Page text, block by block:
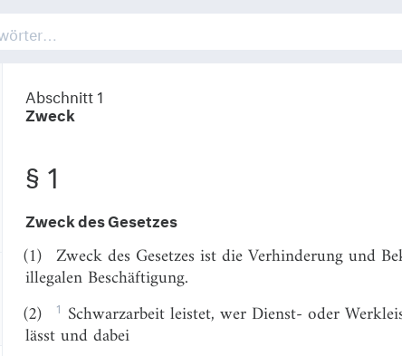
Abschnitt 1
Zweck
§ 1
Zweck des Gesetzes
(1) Zweck des Gesetzes ist die Verhinderung und
illegalen Beschäftigung.
(2)
1 Schwarzarbeit leistet, wer Dienst- oder
lässt und dabei